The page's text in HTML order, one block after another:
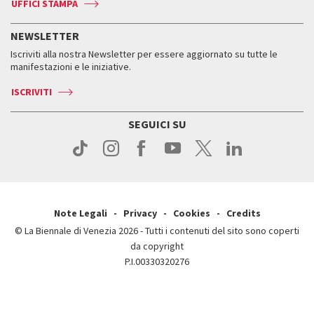
Press
Accrediti
Come raggiungerci
Come raggiungerci
Contatti
Press
Press
Orari e sedi
Biglietti
Servizi al pubblico
Come raggiungerci
Contatti
ASAC DATI
Storia
Orari e sedi
UFFICI STAMPA
NEWSLETTER
Iscriviti alla nostra Newsletter per essere aggiornato su tutte le
manifestazioni e le iniziative.
ISCRIVITI
SEGUICI SU
Note Legali Privacy Cookies
Credits
© La Biennale di Venezia 2026 - Tutti i contenuti del sito sono coperti
da copyright
P.I.00330320276